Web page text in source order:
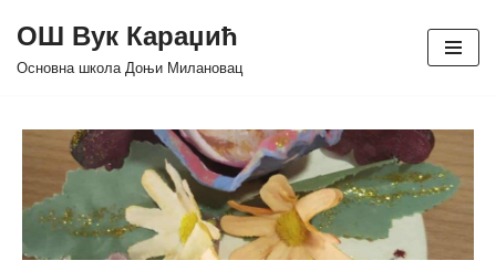
Skip
ОШ Вук Караџић
Основна школа Доњи Милановац